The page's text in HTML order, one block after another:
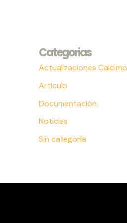
Categorias
Actualizaciones Calcimp
Articulo
Documentación
Noticias
Sin categoría